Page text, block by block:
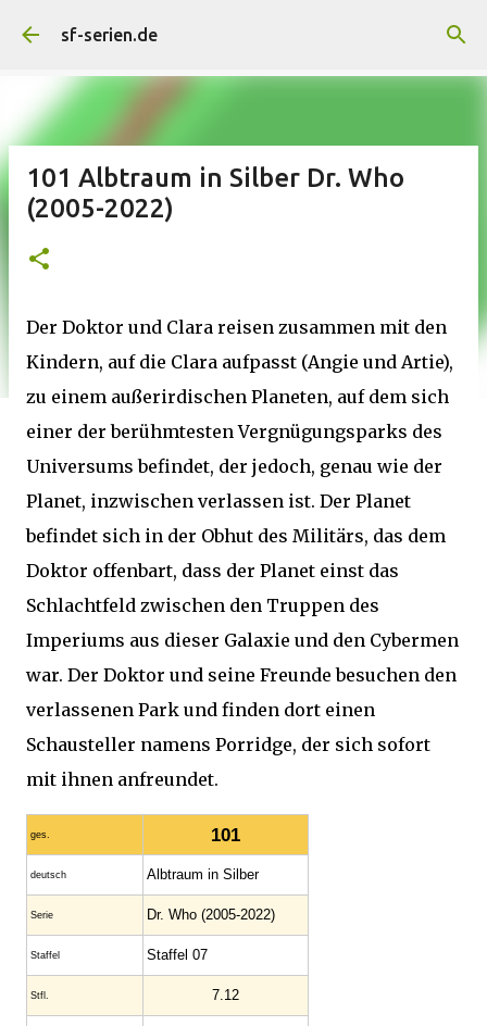
Direkt zum Hauptbereich
sf-serien.de
101 Albtraum in Silber Dr. Who
(2005-2022)
Der Doktor und Clara reisen zusammen mit den
Kindern, auf die Clara aufpasst (Angie und Artie),
zu einem außerirdischen Planeten, auf dem sich
einer der berühmtesten Vergnügungsparks des
Universums befindet, der jedoch, genau wie der
Planet, inzwischen verlassen ist. Der Planet
befindet sich in der Obhut des Militärs, das dem
Doktor offenbart, dass der Planet einst das
Schlachtfeld zwischen den Truppen des
Imperiums aus dieser Galaxie und den Cybermen
war. Der Doktor und seine Freunde besuchen den
verlassenen Park und finden dort einen
Schausteller namens Porridge, der sich sofort
mit ihnen anfreundet.
ges. 101
deutsch Albtraum in Silber
Serie Dr. Who (2005-2022)
Staffel Staffel 07
Stfl. 7.12